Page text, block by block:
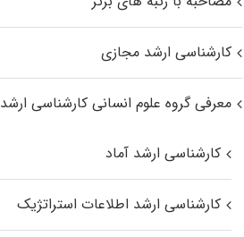
کارشناسی ارشد مجازی
معرفی گروه علوم انسانی کارشناسی ارشد
کارشناسی ارشد آماد
کارشناسی ارشد اطلاعات استراتژیک